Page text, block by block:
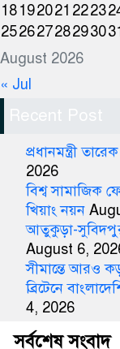
August 2026
18192021 2223
25262728293031
« Jul
Recent Post
প্রধানমন্ত্রী
2026
বিশ্ব সামাজিক
খিয়াং নয়ন
আতুকুড়া-সুবিদপুর
August 6,
সীমান্তে আরও
ব্রিটেনে
4, 2026
সর্বশেষ সংবাদ